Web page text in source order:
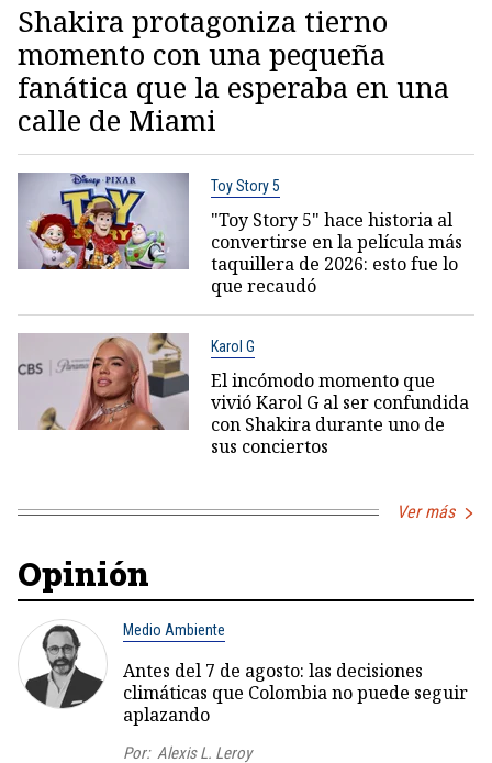
Shakira protagoniza tierno
momento con una pequeña
fanática que la esperaba en una
calle de Miami
Toy Story 5
"Toy Story 5" hace historia al
convertirse en la película más
taquillera de 2026: esto fue lo
que recaudó
Karol G
El incómodo momento que
vivió Karol G al ser confundida
con Shakira durante uno de
sus conciertos
Ver más
Opinión
Medio Ambiente
Antes del 7 de agosto: las decisiones
climáticas que Colombia no puede seguir
aplazando
Por: Alexis L. Leroy